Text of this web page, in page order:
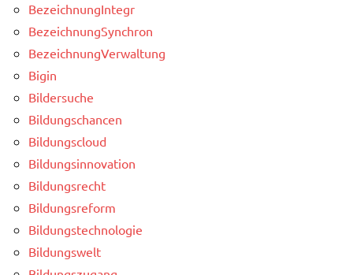
BezeichnungIntegr
BezeichnungSynchron
BezeichnungVerwaltung
Bigin
Bildersuche
Bildungschancen
Bildungscloud
Bildungsinnovation
Bildungsrecht
Bildungsreform
Bildungstechnologie
Bildungswelt